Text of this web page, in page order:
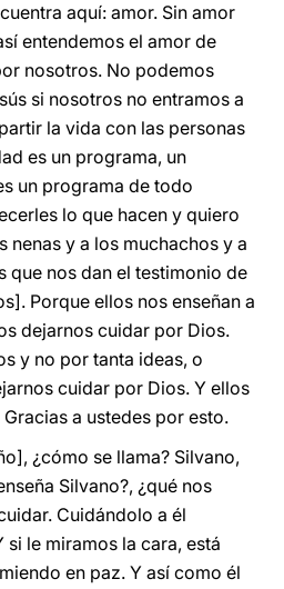
aquí: amor. Sin amor
entendemos el amor de
nosotros. No podemos
si nosotros no entramos a
la vida con las personas
es un programa, un
un programa de todo
lo que hacen y quiero
nenas y a los muchachos y a
que nos dan el testimonio de
Porque ellos nos enseñan a
dejarnos cuidar por Dios.
y no por tanta ideas, o
cuidar por Dios. Y ellos
a ustedes por esto.
¿cómo se llama? Silvano,
Silvano?, ¿qué nos
Cuidándolo a él
le miramos la cara, está
en paz. Y así como él